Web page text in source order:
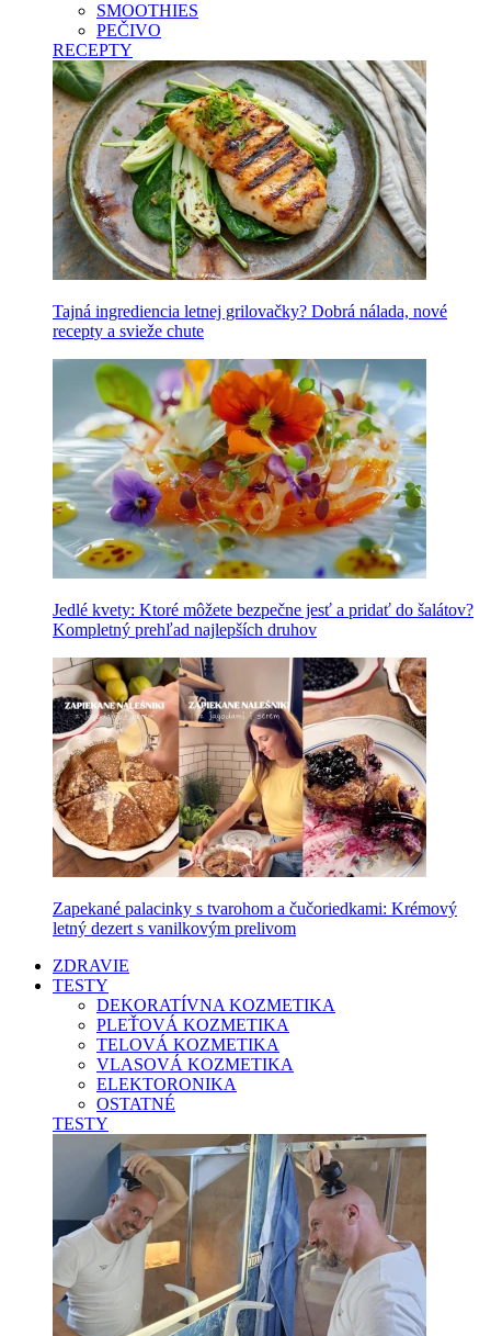
SMOOTHIES
PEČIVO
RECEPTY
Tajná ingrediencia letnej grilovačky? Dobrá nálada, nové
recepty a svieže chute
Jedlé kvety: Ktoré môžete bezpečne jesť a pridať do šalátov?
Kompletný prehľad najlepších druhov
Zapekané palacinky s tvarohom a čučoriedkami: Krémový
letný dezert s vanilkovým prelivom
ZDRAVIE
TESTY
DEKORATÍVNA KOZMETIKA
PLEŤOVÁ KOZMETIKA
TELOVÁ KOZMETIKA
VLASOVÁ KOZMETIKA
ELEKTORONIKA
OSTATNÉ
TESTY